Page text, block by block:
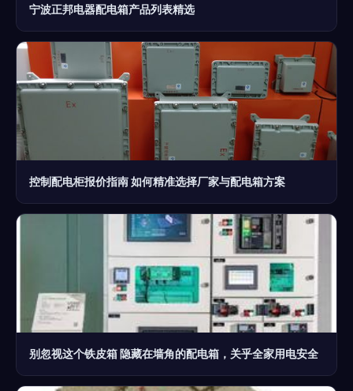
宁波正邦电器配电箱产品列表精选
控制配电柜报价指南 如何精准选择厂家与配电箱方案
别忽视这个铁皮箱 隐藏在墙角的配电箱，关乎全家用电安全